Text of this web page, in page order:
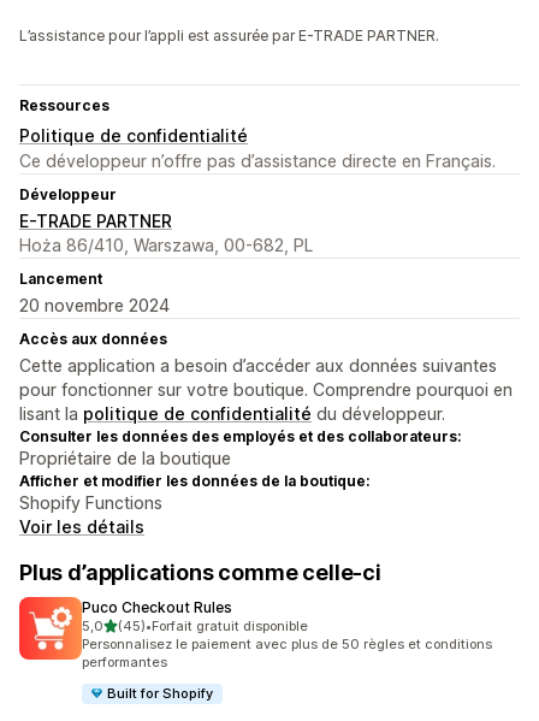
L’assistance pour l’appli est assurée par E-TRADE PARTNER.
Ressources
Politique de confidentialité
Ce développeur n’offre pas d’assistance directe en Français.
Développeur
E-TRADE PARTNER
Hoża 86/410, Warszawa, 00-682, PL
Lancement
20 novembre 2024
Accès aux données
Cette application a besoin d’accéder aux données suivantes
pour fonctionner sur votre boutique. Comprendre pourquoi en
lisant la politique de confidentialité du développeur.
Consulter les données des employés et des collaborateurs:
Propriétaire de la boutique
Afficher et modifier les données de la boutique:
Shopify Functions
Voir les détails
Plus d’applications comme celle-ci
Puco Checkout Rules
5,0étoile(s) sur 5
(45)
45 avis au total
•Forfait gratuit disponible
Personnalisez le paiement avec plus de 50 règles et conditions
performantes
Built for Shopify